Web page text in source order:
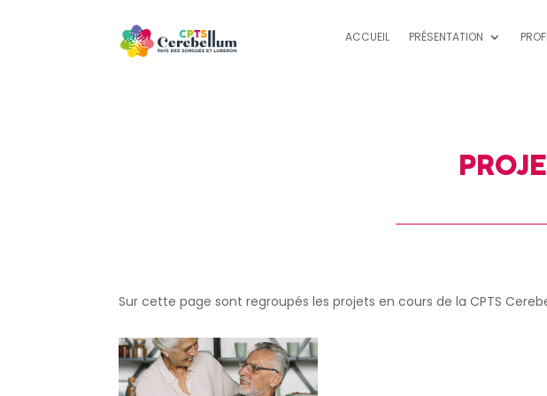
ACCUEIL PRÉSENTATION
Sur cette page sont regroupés les projets en cours de la CPTS